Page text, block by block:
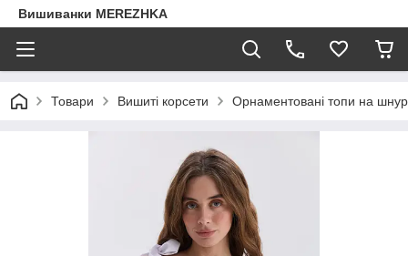
Вишиванки MEREZHKA
Товари Вишиті корсети Орнаментовані топи на